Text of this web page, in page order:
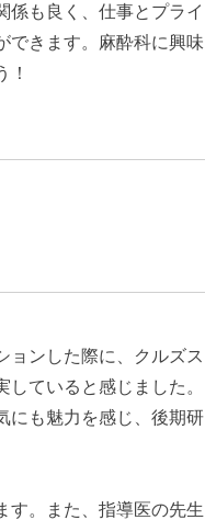
係も良く、仕事とプライ
できます。麻酔科に興味
！
ョンした際に、クルズス
ていると感じました。
にも魅力を感じ、後期研
す。また、指導医の先生